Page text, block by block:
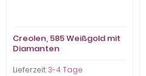
Creolen, 585 Weißgold mit
Diamanten
Lieferzeit:3-4 Tage